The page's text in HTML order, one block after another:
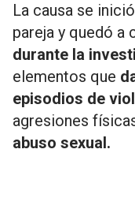
La causa se
pareja y quedó a
durante la
elementos que
episodios de
agresiones
abuso sexual.